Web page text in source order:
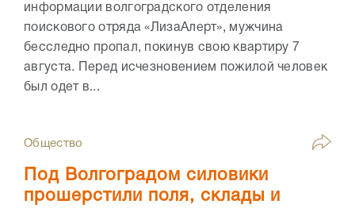
информации волгоградского отделения
поискового отряда «ЛизаАлерт», мужчина
бесследно пропал, покинув свою квартиру 7
августа. Перед исчезновением пожилой человек
был одет в...
Общество
Под Волгоградом силовики
прошерстили поля, склады и